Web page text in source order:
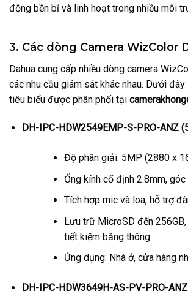
động bền bỉ và linh hoạt trong nhiều môi
3. Các dòng Camera WizColor
Dahua cung cấp nhiều dòng camera
các nhu cầu giám sát khác nhau. Dưới
tiêu biểu được phân phối tại
DH-IPC-HDW2549EMP-S-PRO-ANZ
Độ phân giải: 5MP (2880 x
Ống kính cố định 2.8mm, góc
Tích hợp mic và loa, hỗ trợ
Lưu trữ MicroSD đến
tiết kiệm băng thông.
Ứng dụng: Nhà ở, cửa hàng
DH-IPC-HDW3649H-AS-PV-PRO-